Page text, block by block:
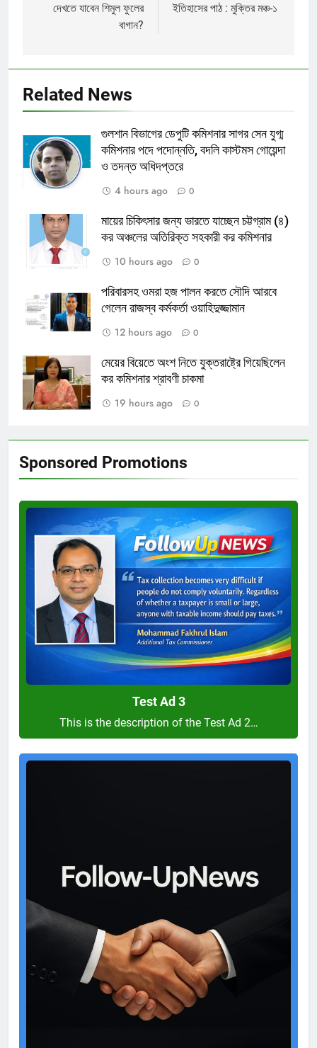
navigation
দেখতে যাবেন শিমুল ফুলের
বাগান?
ইতিহাসের পাঠ : মুক্তির মঞ্চ-১
Related News
গুলশান বিভাগের ডেপুটি কমিশনার সাগর সেন যুগ্ম
কমিশনার পদে পদোন্নতি, বদলি কাস্টমস গোয়েন্দা
ও তদন্ত অধিদপ্তরে
4 hours ago
0
মায়ের চিকিৎসার জন্য ভারতে যাচ্ছেন চট্টগ্রাম (৪)
কর অঞ্চলের অতিরিক্ত সহকারী কর কমিশনার
10 hours ago
0
পরিবারসহ ওমরা হজ পালন করতে সৌদি আরবে
গেলেন রাজস্ব কর্মকর্তা ওয়াহিদুজ্জামান
12 hours ago
0
মেয়ের বিয়েতে অংশ নিতে যুক্তরাষ্ট্রে গিয়েছিলেন
কর কমিশনার শ্রাবণী চাকমা
19 hours ago
0
Sponsored Promotions
Ad
3
Test Ad 3
This is the description of the Test Ad 2…